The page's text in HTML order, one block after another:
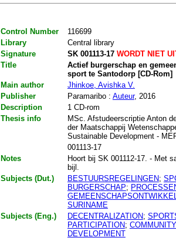
Control Number
116699
Library
Central library
Signature
SK 001113-17WORDT NIET
Title
Actief burgerschap en
sport te Santodorp [CD-Rom]
Main author
Jhinkoe, Avishka V.
Publisher
Paramaribo : Auteur, 2016
Description
1 CD-rom
Thesis info
MSc. Afstudeerscriptie Anton
der Maatschappij
Sustainable Development -
001113-17
Notes
Hoort bij SK 001112-17. - Met
bijl.
Subjects (Dut.)
BESTUURSREGELINGEN;
BURGERSCHAP;
SURINAME
Subjects (Eng.)
DECENTRALIZATION;
PARTICIPATION;
DEVELOPMENT